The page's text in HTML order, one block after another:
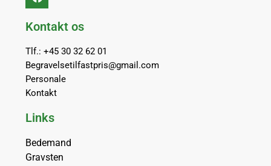
Kontakt os
Tlf.: +45 30 32 62 01
Begravelsetilfastpris@gmail.com
Personale
Kontakt
Links
Bedemand
Gravsten